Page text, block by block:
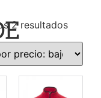
2 resultados